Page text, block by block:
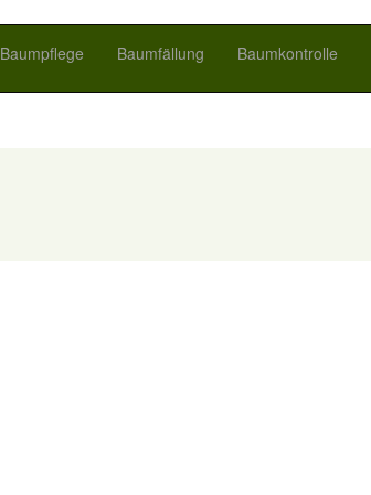
Baumpflege Baumfällung Baumkontrolle